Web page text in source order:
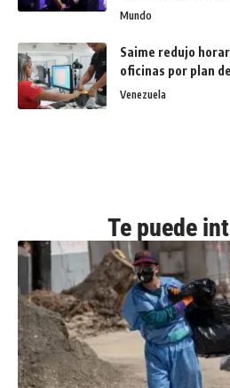
Mundo
Saime redujo
oficinas por plan
Venezuela
Te puede